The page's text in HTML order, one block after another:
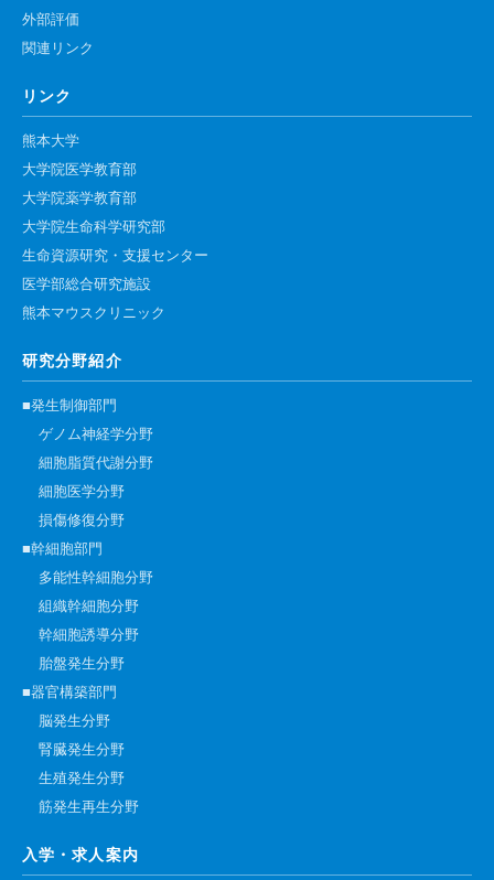
入学・求人案内
研究支援
リエゾンラボLILAについて
リエゾンラボ利用申込み
組織標本作製・HE染色
高速シーケンサー解析
顕微鏡・画像解析支援
共通実験室・培養室利用
バイオインフォマティクス
研究試料供給
In situ hybridization
キャピラリーシーケンス
予 約
カンファレンス・ルーム予約
大判プリンター予約
外部評価
関連リンク
リンク
熊本大学
大学院医学教育部
大学院薬学教育部
大学院生命科学研究部
生命資源研究・支援センター
医学部総合研究施設
熊本マウスクリニック
研究分野紹介
■発生制御部門
ゲノム神経学分野
細胞脂質代謝分野
細胞医学分野
損傷修復分野
■幹細胞部門
多能性幹細胞分野
組織幹細胞分野
幹細胞誘導分野
胎盤発生分野
■器官構築部門
脳発生分野
腎臓発生分野
生殖発生分野
筋発生再生分野
入学・求人案内